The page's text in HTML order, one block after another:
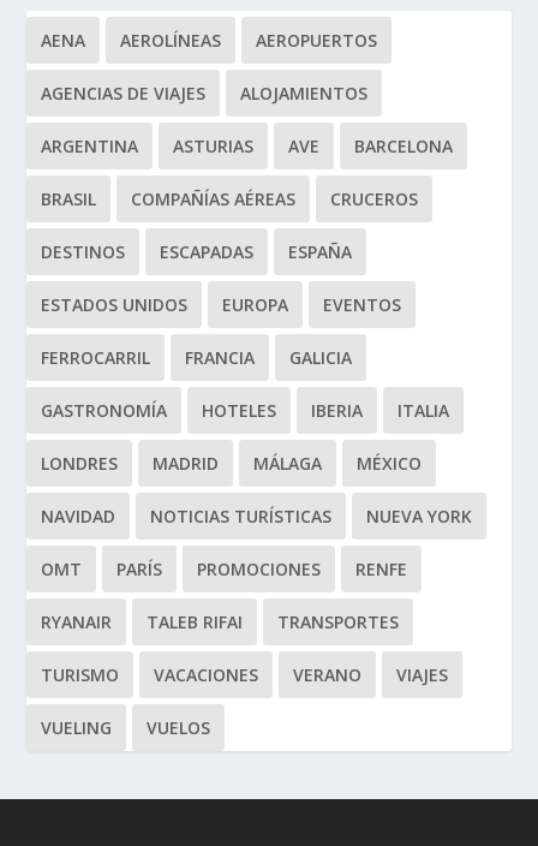
AENA AEROLÍNEAS AEROPUERTOS
AGENCIAS DE VIAJES ALOJAMIENTOS
ARGENTINA ASTURIAS AVE BARCELONA
BRASIL COMPAÑÍAS AÉREAS CRUCEROS
DESTINOS ESCAPADAS ESPAÑA
ESTADOS UNIDOS EUROPA EVENTOS
FERROCARRIL FRANCIA GALICIA
GASTRONOMÍA HOTELES IBERIA ITALIA
LONDRES MADRID MÁLAGA MÉXICO
NAVIDAD NOTICIAS TURÍSTICAS NUEVA YORK
OMT PARÍS PROMOCIONES RENFE
RYANAIR TALEB RIFAI TRANSPORTES
TURISMO VACACIONES VERANO VIAJES
VUELING VUELOS